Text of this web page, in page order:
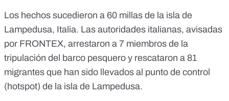
Los hechos sucedieron a 60 millas de la isla de
Lampedusa, Italia. Las autoridades italianas, avisadas
por FRONTEX, arrestaron a 7 miembros de la
tripulación del barco pesquero y rescataron a 81
migrantes que han sido llevados al punto de control
(hotspot) de la isla de Lampedusa.